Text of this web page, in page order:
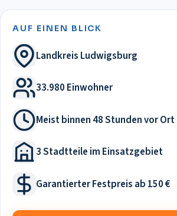
AUF EINEN BLICK
Landkreis Ludwigsburg
33.980 Einwohner
Meist binnen 48 Stunden vor Ort
3 Stadtteile im Einsatzgebiet
Garantierter Festpreis ab 150 €